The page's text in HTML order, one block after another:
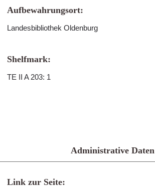
Aufbewahrungsort:
Landesbibliothek Oldenburg
Shelfmark:
TE II A 203: 1
Administrative Daten
Link zur Seite: